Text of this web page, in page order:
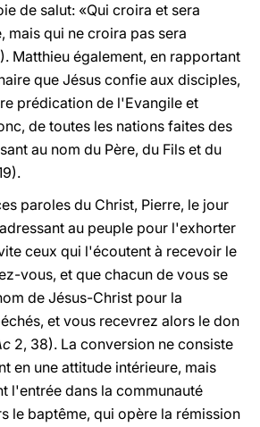
de salut: «Qui croira et sera
mais qui ne croira pas sera
Matthieu également, en rapportant
que Jésus confie aux disciples,
prédication de l'Evangile et
de toutes les nations faites des
au nom du Père, du Fils et du
paroles du Christ, Pierre, le jour
au peuple pour l'exhorter
ceux qui l'écoutent à recevoir le
vous, et que chacun de vous se
de Jésus-Christ pour la
et vous recevrez alors le don
2, 38). La conversion ne consiste
en une attitude intérieure, mais
l'entrée dans la communauté
le baptême, qui opère la rémission